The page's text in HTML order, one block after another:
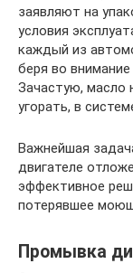
заявляют на
условия
каждый из
беря во
Зачастую, масло
угорать, в
Важнейшая
двигателе
эффективное
потерявшее
Промывка